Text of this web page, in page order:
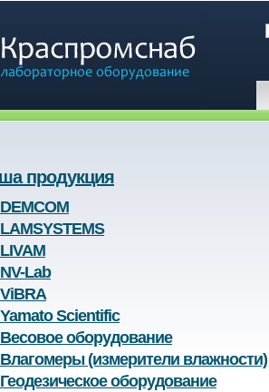
продукция
DEMCOM
LAMSYSTEMS
LIVAM
NV-Lab
ViBRA
Yamato Scientific
Весовое оборудование
Влагомеры (измерители влажности)
Геодезическое оборудование